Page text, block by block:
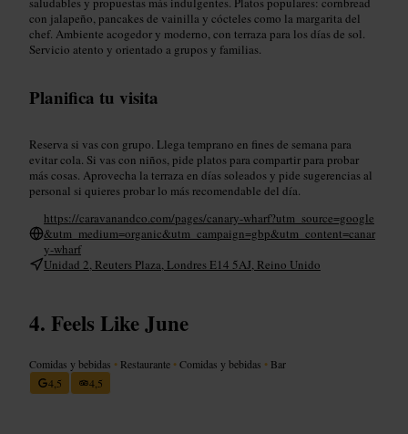
con jalapeño, pancakes de vainilla y cócteles como la margarita del
chef. Ambiente acogedor y moderno, con terraza para los días de sol.
Servicio atento y orientado a grupos y familias.
Planifica tu visita
Reserva si vas con grupo. Llega temprano en fines de semana para
evitar cola. Si vas con niños, pide platos para compartir para probar
más cosas. Aprovecha la terraza en días soleados y pide sugerencias al
personal si quieres probar lo más recomendable del día.
https://caravanandco.com/pages/canary-wharf?utm_source=google
&utm_medium=organic&utm_campaign=gbp&utm_content=canar
y-wharf
Unidad 2, Reuters Plaza, Londres E14 5AJ, Reino Unido
Feels Like June
Comidas y bebidas • Restaurante •Comidas y bebidas • Bar
4,5
4,5